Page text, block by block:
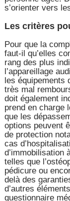
s’orienter vers
Les critères
Pour que la
faut-il qu’elles
rang des plus
l’appareillage
les équipements
très mal
doit également
prend en charge
que les
options peuvent
de protection
cas
d’immobilisation
telles que
pédicure ou
delà des
d’autres
questionnaire